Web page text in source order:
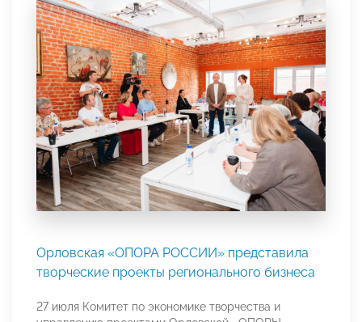
Орловская «ОПОРА РОССИИ» представила
творческие проекты регионального бизнеса
27 июля Комитет по экономике творчества и